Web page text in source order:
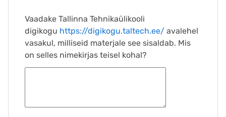
Vaadake Tallinna Tehnikaülikooli
digikogu https://digikogu.taltech.ee/ avalehel
vasakul, milliseid materjale see sisaldab. Mis
on selles nimekirjas teisel kohal?